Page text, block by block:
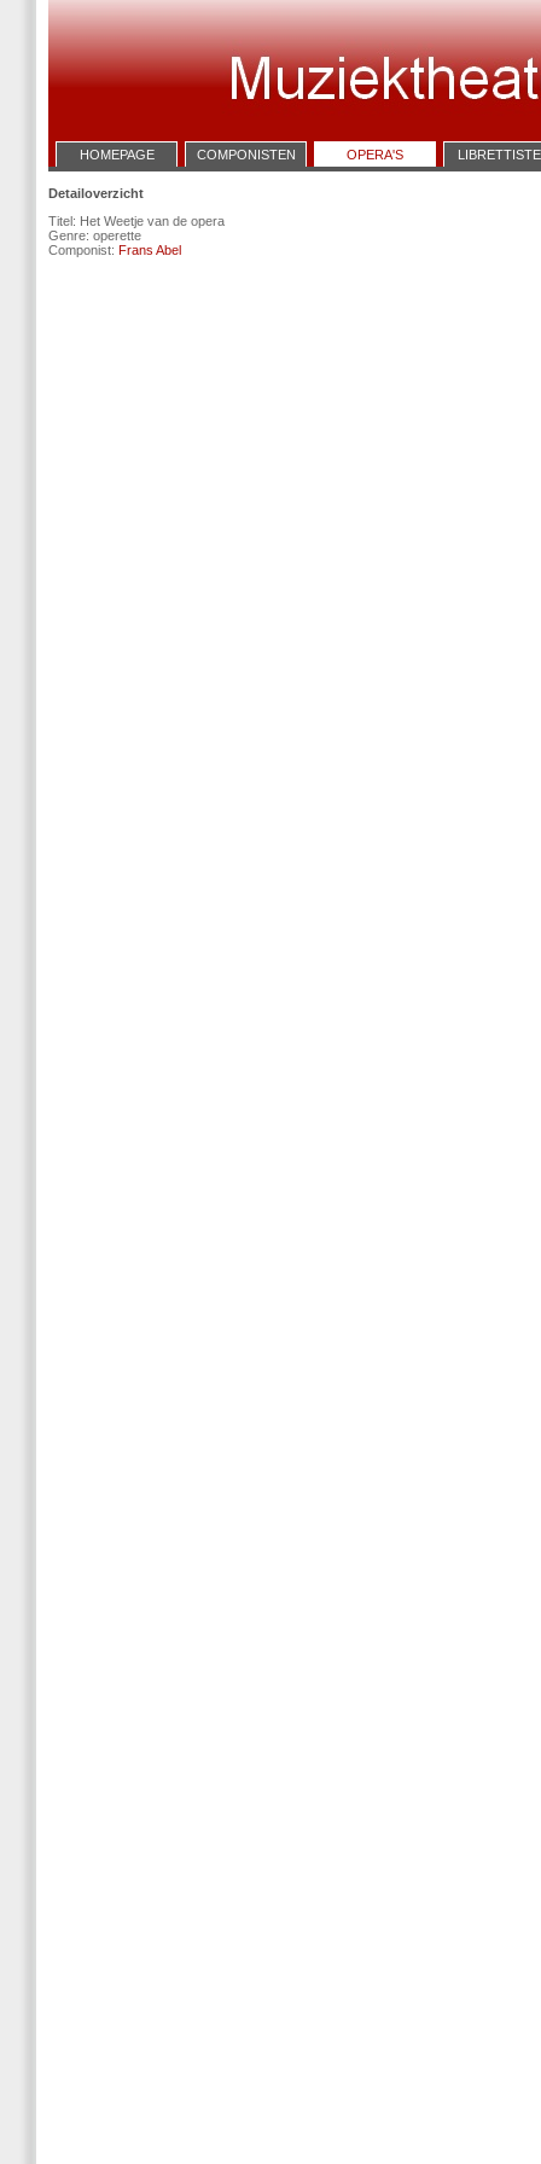
HOMEPAGE COMPONISTEN OPERA'S
Detailoverzicht
Titel: Het Weetje van de opera
Genre: operette
Componist: Frans Abel